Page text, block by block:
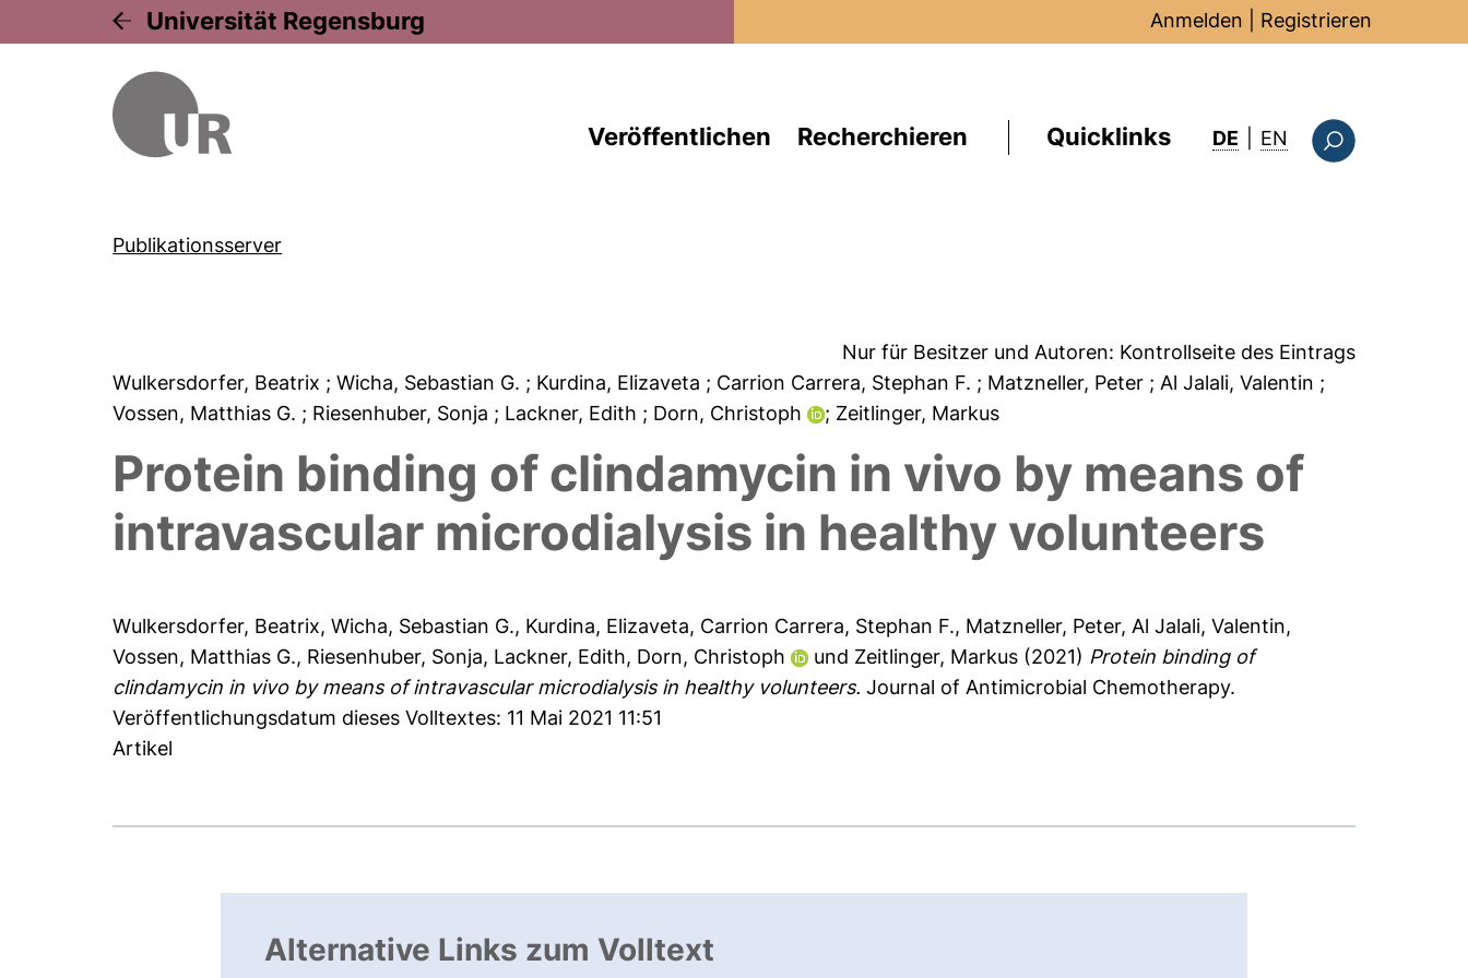
Universität Regensburg Anmelden Registrieren
Veröffentlichen Recherchieren Quicklinks DE EN : this page in
Publikationsserver
Nur für Besitzer und Autoren: Kontrollseite des Eintrags
Wulkersdorfer, Beatrix ; Wicha, Sebastian G. ; Kurdina, Elizaveta ; Carrion Carrera, Stephan F. ; Matzneller, Peter ; Al Jalali, Valentin ;
Vossen, Matthias G. ; Riesenhuber, Sonja ; Lackner, Edith ; Dorn, Christoph ; Zeitlinger, Markus
Protein binding of clindamycin in vivo by means of
intravascular microdialysis in healthy volunteers
Wulkersdorfer, Beatrix,Wicha, Sebastian G., Kurdina, Elizaveta, Carrion Carrera, Stephan F., Matzneller, Peter,Al Jalali, Valentin,
Vossen, Matthias G., Riesenhuber, Sonja, Lackner, Edith, Dorn, Christoph und Zeitlinger, Markus (2021) Protein binding of
clindamycin in vivo by means of intravascular microdialysis in healthy volunteers. Journal of Antimicrobial Chemotherapy.
Veröffentlichungsdatum dieses Volltextes: 11 Mai 2021 11:51
Artikel
Alternative Links zum Volltext